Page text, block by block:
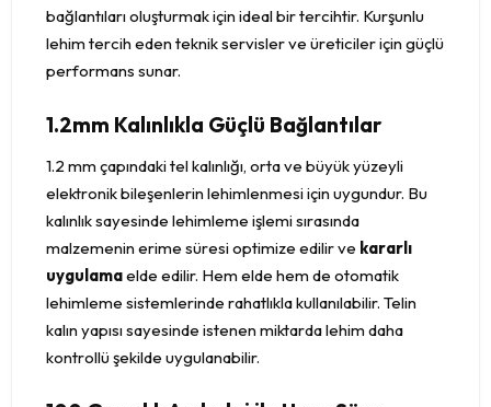
bağlantıları oluşturmak için ideal bir tercihtir. Kurşunlu
lehim tercih eden teknik servisler ve üreticiler için güçlü
performans sunar.
1.2mm Kalınlıkla Güçlü Bağlantılar
1.2 mm çapındaki tel kalınlığı, orta ve büyük yüzeyli
elektronik bileşenlerin lehimlenmesi için uygundur. Bu
kalınlık sayesinde lehimleme işlemi sırasında
malzemenin erime süresi optimize edilir ve kararlı
uygulamaelde edilir. Hem elde hem de otomatik
lehimleme sistemlerinde rahatlıkla kullanılabilir. Telin
kalın yapısı sayesinde istenen miktarda lehim daha
kontrollü şekilde uygulanabilir.